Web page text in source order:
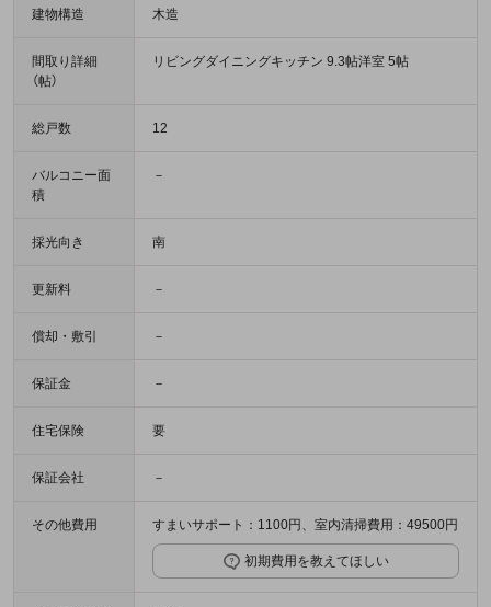
建物構造 木造
間取り詳細
（帖）
リビングダイニングキッチン 9.3帖洋室 5帖
総戸数 12
バルコニー面
積
－
採光向き 南
更新料 －
償却・敷引 －
保証金 －
住宅保険 要
保証会社 －
その他費用 すまいサポート：1100円、室内清掃費用：49500円
初期費用を教えてほしい